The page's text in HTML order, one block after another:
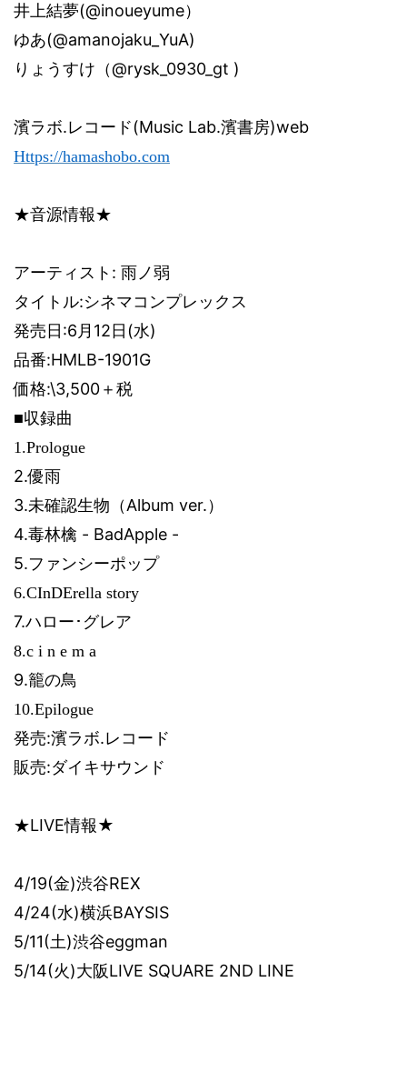
井上結夢(@inoueyume）
ゆあ(@amanojaku_YuA)
りょうすけ（@rysk_0930_gt )
濱ラボ.レコード(Music Lab.濱書房)web
Https://hamashobo.com
★音源情報★
アーティスト : 雨ノ弱
タイトル:シネマコンプレックス
発売日:6月 12日 (水)
品番:HMLB-1901G
価格:\3,500 ＋税
■収録曲
1.Prologue
2.優雨
3.未確認生物（Album ver.）
4.毒林檎 - BadApple -
5.ファンシーポップ
6.CInDErella story
7.ハロー･グレア
8.c i n e m a
9.籠の鳥
10.Epilogue
発売:濱ラボ.レコード
販売:ダイキサウンド
★LIVE情報 ★
4/19(金)渋谷REX
4/24(水)横浜BAYSIS
5/11(土)渋谷eggman
5/14(火)大阪LIVE SQUARE 2ND LINE